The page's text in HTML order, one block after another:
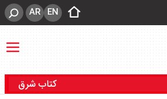
EN
AR
کتاب شرق